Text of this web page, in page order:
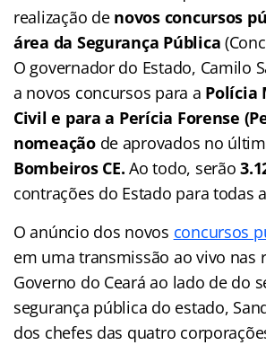
realização de novos concursos
área da Segurança Pública
O governador do Estado, Camilo
a novos concursos para a Polícia
Civil e para a Perícia Forense
nomeaçãode aprovados no
Bombeiros CE. Ao todo, serão
contrações do Estado para todas
O anúncio dos novos concursos
em uma transmissão ao vivo nas
Governo do Ceará ao lado de do
segurança pública do estado,
dos chefes das quatro